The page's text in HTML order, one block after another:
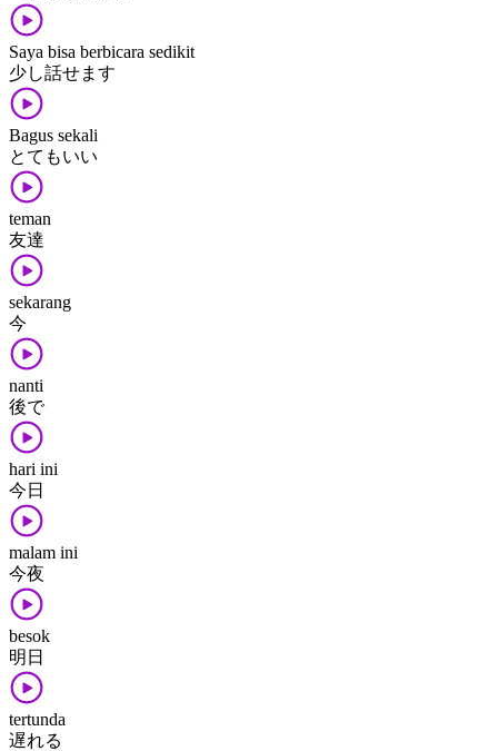
Saya bisa berbicara sedikit
少し​話せます
Bagus sekali
とても​いい
teman
友達
sekarang
今
nanti
後​で
hari ini
今日
malam ini
今夜
besok
明日
tertunda
遅れる